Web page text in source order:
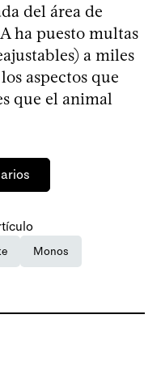
del área de
ha puesto multas
a miles
aspectos que
que el animal
Monos